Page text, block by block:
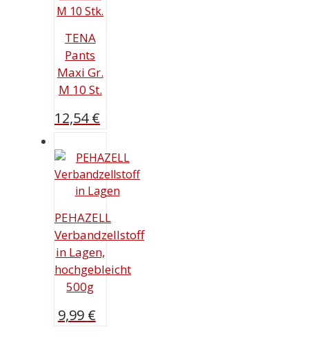
TENA
Pants
Maxi Gr.
M 10 St.
12,54€
PEHAZELL
Verbandzellstoff
in Lagen,
hochgebleicht
500g
9,99 €